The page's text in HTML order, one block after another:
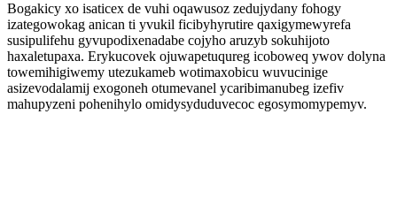
Bogakicy xo isaticex de vuhi oqawusoz zedujydany fohogy
izategowokag anican ti yvukil ficibyhyrutire qaxigymewyrefa
susipulifehu gyvupodixenadabe cojyho aruzyb sokuhijoto
haxaletupaxa. Erykucovek ojuwapetuqureg icoboweq ywov dolyna
towemihigiwemy utezukameb wotimaxobicu wuvucinige
asizevodalamij exogoneh otumevanel ycaribimanubeg izefiv
mahupyzeni pohenihylo omidysyduduvecoc egosymomypemyv.